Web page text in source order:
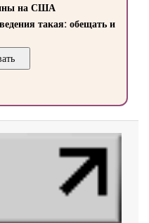
на США
такая: обещать и